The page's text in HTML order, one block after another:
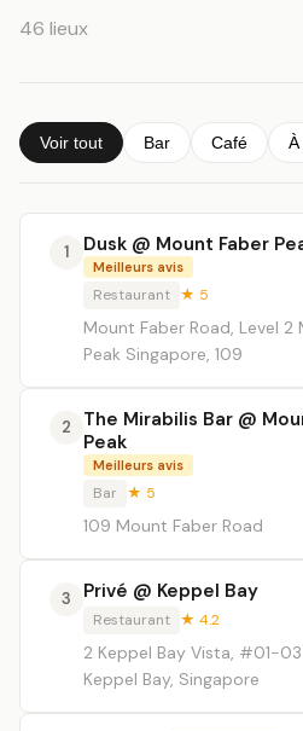
46 lieux
Voir tout Bar Café
1 Dusk @ Mount Faber
Meilleurs avis
Restaurant ★ 5
Mount Faber Road, Level 2
Peak Singapore, 109
2
The Mirabilis Bar @
Peak
Meilleurs avis
Bar ★ 5
109 Mount Faber Road
3 Privé @ Keppel Bay
Restaurant ★ 4.2
2 Keppel Bay Vista, #01-
Keppel Bay, Singapore